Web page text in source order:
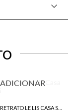
ADICIONAR